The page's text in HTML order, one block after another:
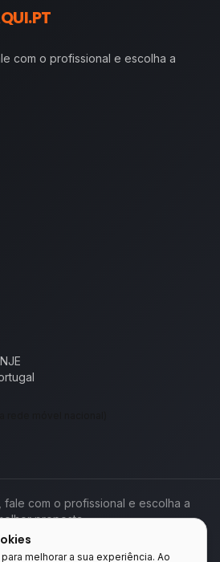
melhorar a sua experiência. Ao
com o profissional e escolha a
fale com o profissional e escolha a
proposta.
Política de Privacidade
de Reclamações